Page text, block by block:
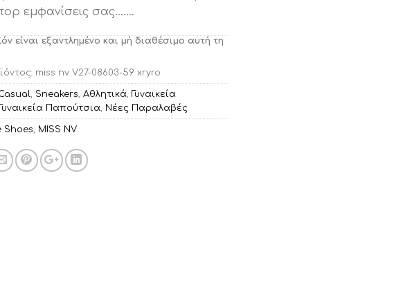
εμφανίσεις σας….…
είναι εξαντλημένο και μή διαθέσιμο αυτή τη
miss nv V27-08603-59 xryro
, Sneakers, Αθλητικά, Γυναικεία
Παπούτσια, Νέες Παραλαβές
Shoes, MISS NV